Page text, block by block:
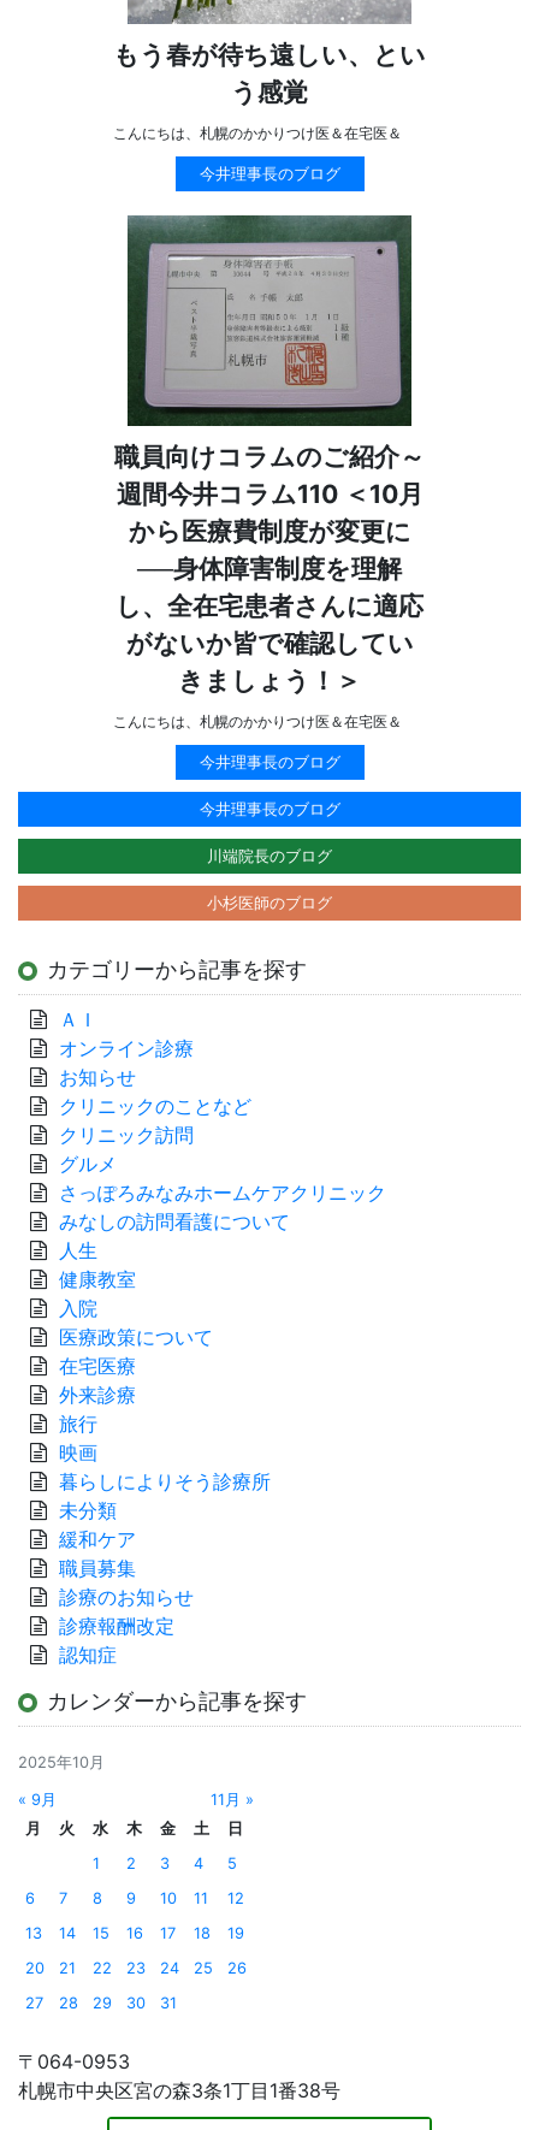
もう春が待ち遠しい、とい
う感覚
こんにちは、札幌のかかりつけ医＆在宅医＆
今井理事長のブログ
職員向けコラムのご紹介～
週間今井コラム110 ＜10月
から医療費制度が変更に
──身体障害制度を理解
し、全在宅患者さんに適応
がないか皆で確認してい
きましょう！＞
こんにちは、札幌のかかりつけ医＆在宅医＆
今井理事長のブログ
今井理事長のブログ
川端院長のブログ
小杉医師のブログ
カテゴリーから記事を探す
ＡＩ
オンライン診療
お知らせ
クリニックのことなど
クリニック訪問
グルメ
さっぽろみなみホームケアクリニック
みなしの訪問看護について
人生
健康教室
入院
医療政策について
在宅医療
外来診療
旅行
映画
暮らしによりそう診療所
未分類
緩和ケア
職員募集
診療のお知らせ
診療報酬改定
認知症
カレンダーから記事を探す
2025年10月
« 9月
11月 »
月
火 水 木 金 土
日
1
2 3 4
5
6
7 8 9 10 11
12
13
14 15 16 17 18
19
20
21 22 23 24 25
26
27
28 29 30 31
〒064-0953
札幌市中央区宮の森3条1丁目1番38号